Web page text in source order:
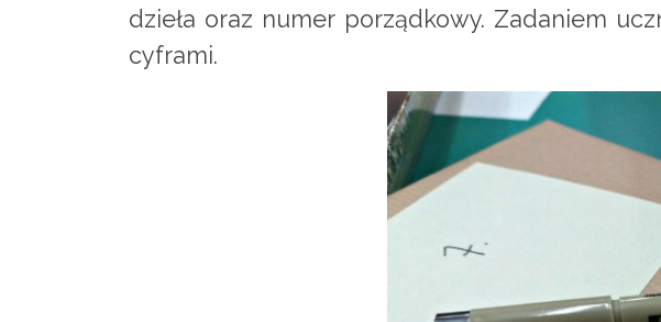
dzieła oraz numer porządkowy. Zadaniem
cyframi.